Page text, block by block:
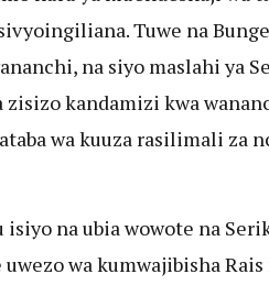
Tuwe na
na siyo maslahi ya
kandamizi kwa
wa kuuza rasilimali za
isiyo na ubia wowote na
wa kumwajibisha